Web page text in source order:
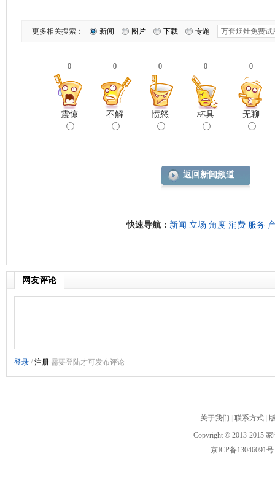
更多相关搜索： 新闻 图片 下载 专题
0
震惊
0
不解
0
愤怒
0
杯具
0
无聊
返回新闻频道
快速导航： 新闻 立场 角度 消费 服务
网友评论
关于我们 联系方式
Copyright © 2013-2015
京ICP备13046091号